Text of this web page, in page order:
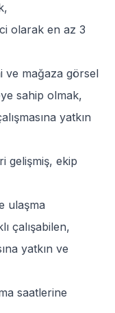
olarak en az 3
ve mağaza görsel
sahip olmak,
yatkın
gelişmiş, ekip
ulaşma
çalışabilen,
yatkın ve
saatlerine